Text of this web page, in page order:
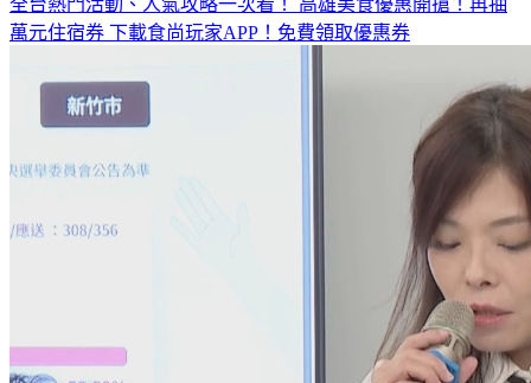
全台熱門活動、人氣攻略一次看！高雄美食優惠開搶！再抽